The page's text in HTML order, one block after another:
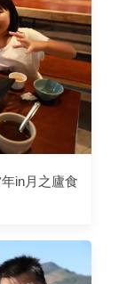
in月之廬食